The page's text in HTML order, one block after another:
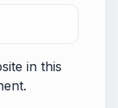
in this